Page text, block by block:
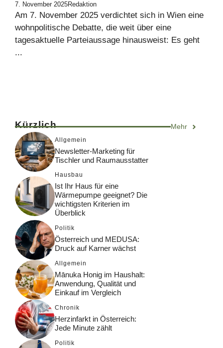
7. November 2025Redaktion
Am 7. November 2025 verdichtet sich in Wien eine
wohnpolitische Debatte, die weit über eine
tagesaktuelle Parteiaussage hinausweist: Es geht
...
Kürzlich Mehr
Allgemein
Newsletter-Marketing für
Tischler und Raumausstatter
Hausbau
Ist Ihr Haus für eine
Wärmepumpe geeignet? Die
wichtigsten Kriterien im
Überblick
Politik
Österreich und MEDUSA:
Druck auf Karner wächst
Allgemein
Mānuka Honig im Haushalt:
Anwendung, Qualität und
Einkauf im Vergleich
Chronik
Herzinfarkt in Österreich:
Jede Minute zählt
Politik